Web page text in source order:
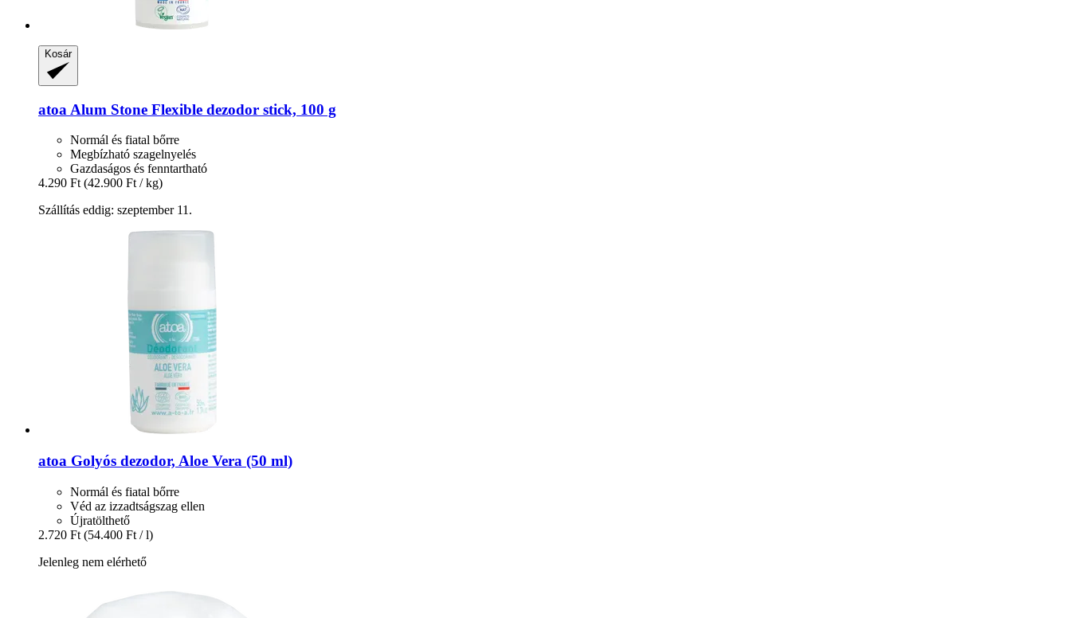
Kosár
atoa Alum Stone Flexible dezodor stick, 100 g
Normál és fiatal bőrre
Megbízható szagelnyelés
Gazdaságos és fenntartható
4.290 Ft (42.900 Ft / kg)
Szállítás eddig: szeptember 11.
atoa Golyós dezodor, Aloe Vera (50 ml)
Normál és fiatal bőrre
Véd az izzadtságszag ellen
Újratölthető
2.720 Ft (54.400 Ft / l)
Jelenleg nem elérhető